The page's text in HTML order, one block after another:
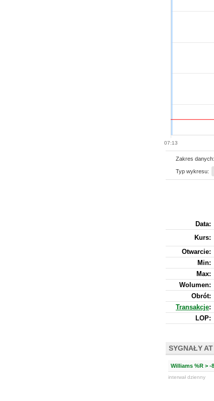
07:13
Zakres danych:
Typ wykresu:
Data:
Kurs:
Otwarcie:
Min:
Max:
Wolumen:
Obrót:
Transakcje:
LOP:
SYGNAŁY AT
Williams %R > -
interwał dzienny